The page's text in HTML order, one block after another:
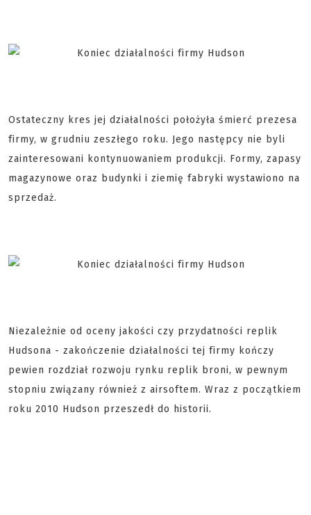
Ostateczny kres jej działalności położyła śmierć prezesa
firmy, w grudniu zeszłego roku. Jego następcy nie byli
zainteresowani kontynuowaniem produkcji. Formy, zapasy
magazynowe oraz budynki i ziemię fabryki wystawiono na
sprzedaż.
Niezależnie od oceny jakości czy przydatności replik
Hudsona - zakończenie działalności tej firmy kończy
pewien rozdział rozwoju rynku replik broni, w pewnym
stopniu związany również z airsoftem. Wraz z początkiem
roku 2010 Hudson przeszedł do historii.